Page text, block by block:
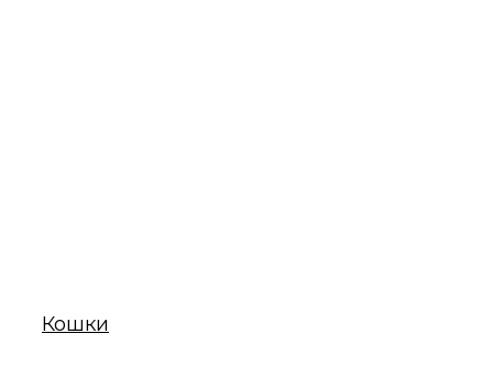
Кошки